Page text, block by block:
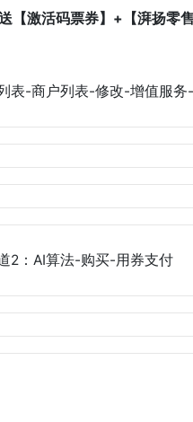
【激活码票券】+【湃扬零
表-商户列表-修改-增值服
2：AI算法-购买-用券支付